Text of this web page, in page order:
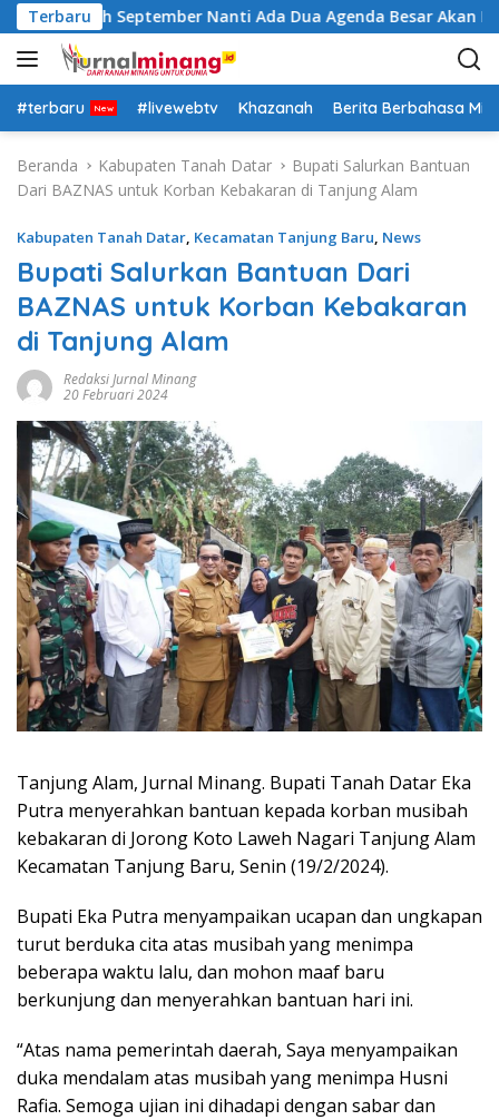
a
g
u
Terbaru
Allah September Nanti Ada Dua Agenda Besar Akan Kita
#terbaru #livewebtv Khazanah Berita Berbahasa
Beranda Kabupaten Tanah Datar
Bupati Salurkan Bantuan
Dari BAZNAS untuk Korban Kebakaran di Tanjung Alam
Kabupaten Tanah Datar, Kecamatan Tanjung Baru, News
Bupati Salurkan Bantuan Dari
BAZNAS untuk Korban Kebakaran
di Tanjung Alam
Redaksi Jurnal Minang
20 Februari 2024
Tanjung Alam, Jurnal Minang. Bupati Tanah Datar Eka
Putra menyerahkan bantuan kepada korban musibah
kebakaran di Jorong Koto Laweh Nagari Tanjung Alam
Kecamatan Tanjung Baru, Senin (19/2/2024).
Bupati Eka Putra menyampaikan ucapan dan ungkapan
turut berduka cita atas musibah yang menimpa
beberapa waktu lalu, dan mohon maaf baru
berkunjung dan menyerahkan bantuan hari ini.
“Atas nama pemerintah daerah, Saya menyampaikan
duka mendalam atas musibah yang menimpa Husni
Rafia. Semoga ujian ini dihadapi dengan sabar dan